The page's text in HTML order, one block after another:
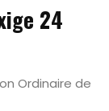
24
Ordinaire de